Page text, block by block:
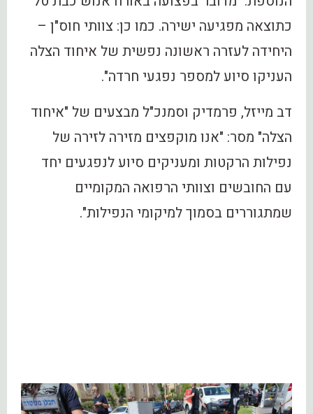
כתוצאה מפגיעה ישירה. כמו כן: צוותי חוס"ן –
היחידה לעזרה ראשונה נפשית של איחוד הצלה
העניקו סיוע למספר נפגעי חרדה".
דב מייזל, פרמדיק וסמנכ"ל מבצעים של "איחוד
הצלה" מסר: "אנו מוקפצים מזירה לזירה של
נפילות הרקטות ומעניקים סיוע לנפגעים יחד
עם החובשים וצוותי הרפואה המקומיים
שמתגוררים בסמוך למיקומי הנפילות".